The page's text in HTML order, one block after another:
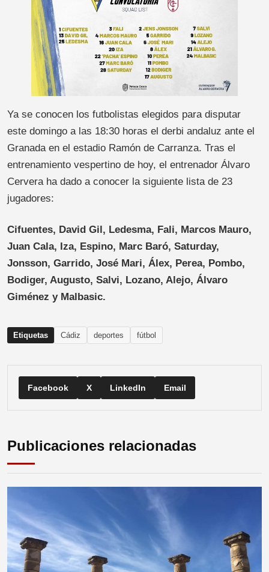
Ya se conocen los futbolistas elegidos para disputar
este domingo a las 18:30 horas el derbi andaluz ante el
Granada en el estadio Ramón de Carranza. Tras el
entrenamiento vespertino de hoy, el entrenador Álvaro
Cervera ha dado a conocer la siguiente lista de 23
jugadores:
Cifuentes, David Gil, Ledesma, Fali, Marcos Mauro,
Juan Cala, Iza, Espino, Marc Baró, Saturday,
Jonsson, Garrido, José Mari, Álex, Perea, Pombo,
Bodiger, Augusto, Salvi, Lozano, Alejo, Álvaro
Giménez y Malbasic.
Etiquetas Cádiz deportes fútbol
Facebook X LinkedIn Email
Publicaciones relacionadas